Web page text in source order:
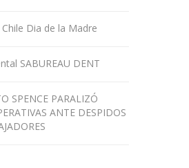
Dia de la Madre
SABUREAU DENT
SPENCE PARALIZÓ
ANTE DESPIDOS